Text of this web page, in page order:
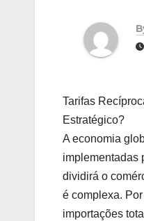
Tarifas
Estratégico?
A economia
implementadas
dividirá o
é complexa.
importações